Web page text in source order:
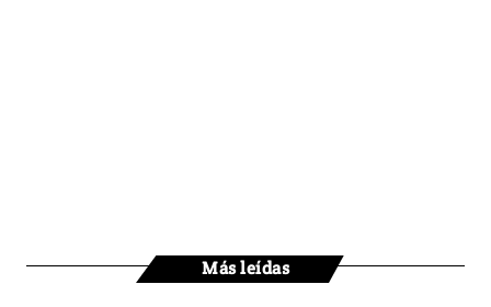
Más leídas